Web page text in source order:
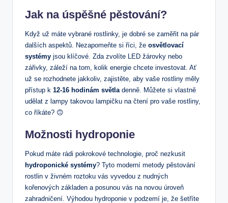
Jak na úspěšné pěstování?
Když už máte vybrané rostlinky, je dobré ​se zaměřit na pár
dalších aspektů.‍ Nezapomeňte si říci, že osvětlovací
systémy jsou klíčové. ‌Zda zvolíte LED žárovky nebo⁣
zářivky,⁢ záleží⁤ na tom, kolik energie chcete investovat. Ať
už se rozhodnete jakkoliv, zajistěte, aby vaše rostliny ​měly⁣
přístup k 12-16 hodinám světladenně. Můžete si vlastně
udělat z lampy takovou lampičku na čtení pro vaše rostliny,
co říkáte? 🙃
Možnosti hydroponie
Pokud máte rádi pokrokové technologie, proč nezkusit
hydroponické systémy? Tyto moderní metody pěstování
rostlin v živném⁣ roztoku vás vyvedou z nudných
kořenových základen a posunou vás na novou ‌úroveň
zahradničení. Výhodou hydroponie v podzemí je,⁤ že šetříte